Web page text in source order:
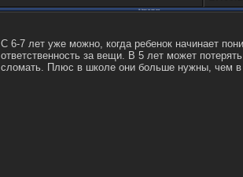
С 6-7 лет уже можно, когда ребенок начинает
ответственность за вещи. В 5 лет может
сломать. Плюс в школе они больше нужны, чем в